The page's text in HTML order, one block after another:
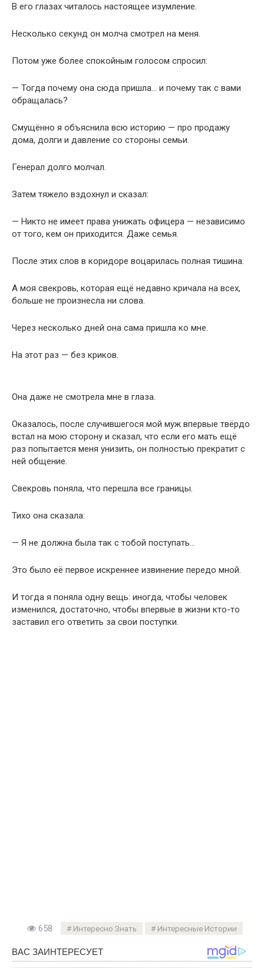
В его глазах читалось настоящее изумление.
Несколько секунд он молча смотрел на меня.
Потом уже более спокойным голосом спросил:
— Тогда почему она сюда пришла… и почему так с вами
обращалась?
Смущённо я объяснила всю историю — про продажу
дома, долги и давление со стороны семьи.
Генерал долго молчал.
Затем тяжело вздохнул и сказал:
— Никто не имеет права унижать офицера — независимо
от того, кем он приходится. Даже семья.
После этих слов в коридоре воцарилась полная тишина.
А моя свекровь, которая ещё недавно кричала на всех,
больше не произнесла ни слова.
Через несколько дней она сама пришла ко мне.
На этот раз — без криков.
Она даже не смотрела мне в глаза.
Оказалось, после случившегося мой муж впервые твёрдо
встал на мою сторону и сказал, что если его мать ещё
раз попытается меня унизить, он полностью прекратит с
ней общение.
Свекровь поняла, что перешла все границы.
Тихо она сказала:
— Я не должна была так с тобой поступать…
Это было её первое искреннее извинение передо мной.
И тогда я поняла одну вещь: иногда, чтобы человек
изменился, достаточно, чтобы впервые в жизни кто-то
заставил его ответить за свои поступки.
658 Интересно Знать Интересные Истории